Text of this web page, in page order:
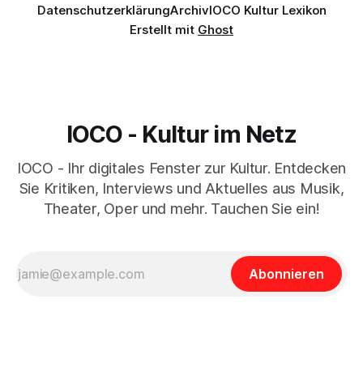
DatenschutzerklärungArchivIOCO Kultur Lexikon
Erstellt mit Ghost
IOCO - Kultur im Netz
IOCO - Ihr digitales Fenster zur Kultur. Entdecken
Sie Kritiken, Interviews und Aktuelles aus Musik,
Theater, Oper und mehr. Tauchen Sie ein!
Abonnieren